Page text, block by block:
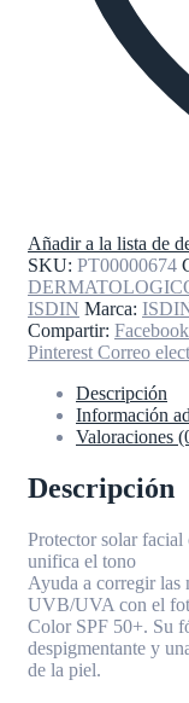
Añadir a la lista de
SKU: PT00000674
ISDIN Marca:
Compartir: Facebook
Pinterest Correo
Descripción
Información
Valoraciones
Descripción
Protector solar
unifica el tono
Ayuda a corregir las
UVB/UVA con el
Color SPF 50+. Su
despigmentante y
de la piel.